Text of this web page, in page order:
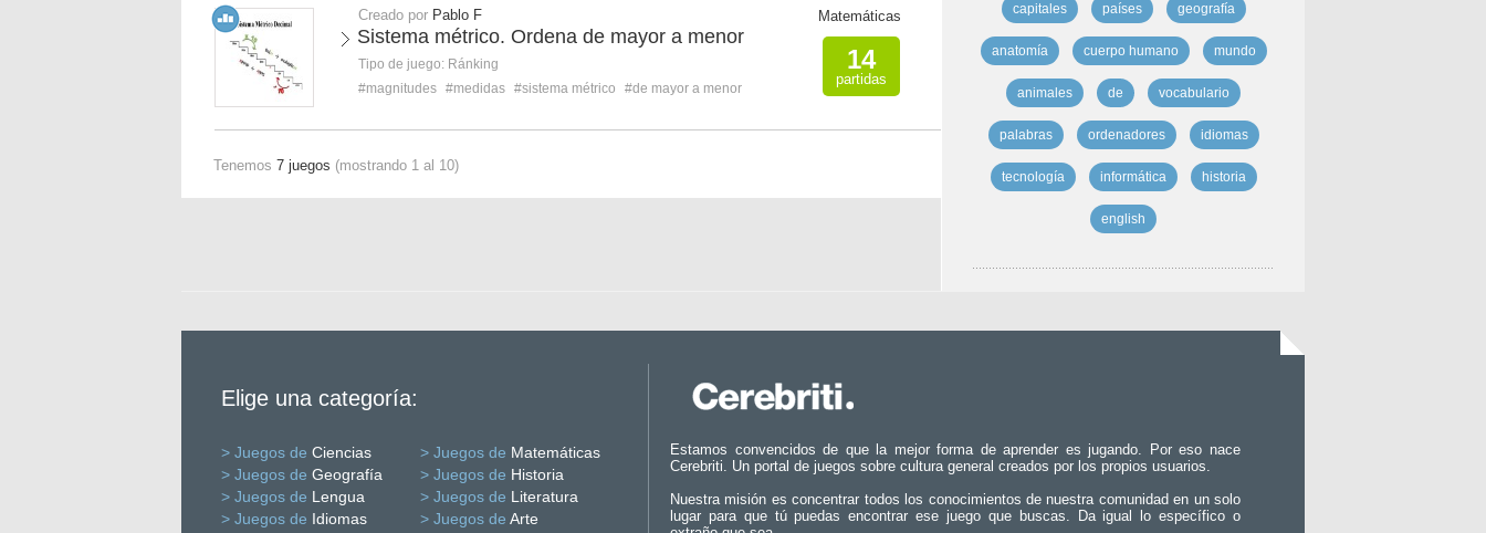
Creado por Pablo F
Sistema métrico. Ordena de mayor a menor
Tipo de juego: Ránking
#magnitudes #medidas #sistema métrico #de mayor a menor
Matemáticas
14
partidas
Tenemos 7 juegos (mostrando 1 al 10)
capitales países geografía
anatomía cuerpo humano mundo
animales de vocabulario
palabras ordenadores idiomas
tecnología informática historia
english
Elige una categoría:
> Juegos de Ciencias > Juegos de Matemáticas
> Juegos de Geografía > Juegos de Historia
> Juegos de Lengua > Juegos de Literatura
> Juegos de Idiomas > Juegos de Arte
Estamos convencidos de que la mejor forma de aprender es jugando. Por eso nace
Cerebriti. Un portal de juegos sobre cultura general creados por los propios usuarios.
Nuestra misión es concentrar todos los conocimientos de nuestra comunidad en un solo
lugar para que tú puedas encontrar ese juego que buscas. Da igual lo específico o